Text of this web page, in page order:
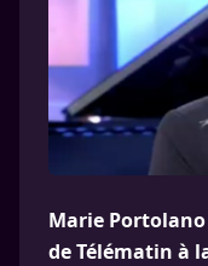
Marie
de Télématin à